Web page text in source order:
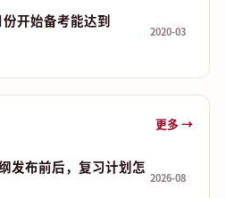
开始备考能达到
2020-03
更多 →
发布前后，复习计划怎
2026-08